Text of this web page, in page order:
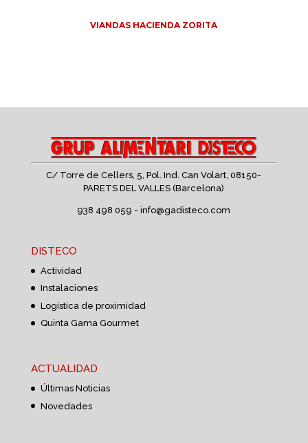
VIANDAS HACIENDA ZORITA
C/ Torre de Cellers, 5, Pol. Ind. Can Volart,08150-
PARETS DEL VALLES (Barcelona)
938 498 059 -info@gadisteco.com
DISTECO
Actividad
Instalaciones
Logística de proximidad
Quinta Gama Gourmet
ACTUALIDAD
Últimas Noticias
Novedades